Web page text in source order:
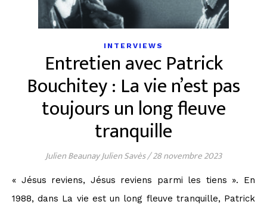
INTERVIEWS
Entretien avec Patrick
Bouchitey : La vie n’est pas
toujours un long fleuve
tranquille
Julien Beaunay Julien Savès/28 novembre 2023
« Jésus reviens, Jésus reviens parmi les tiens ». En
1988, dans La vie est un long fleuve tranquille, Patrick